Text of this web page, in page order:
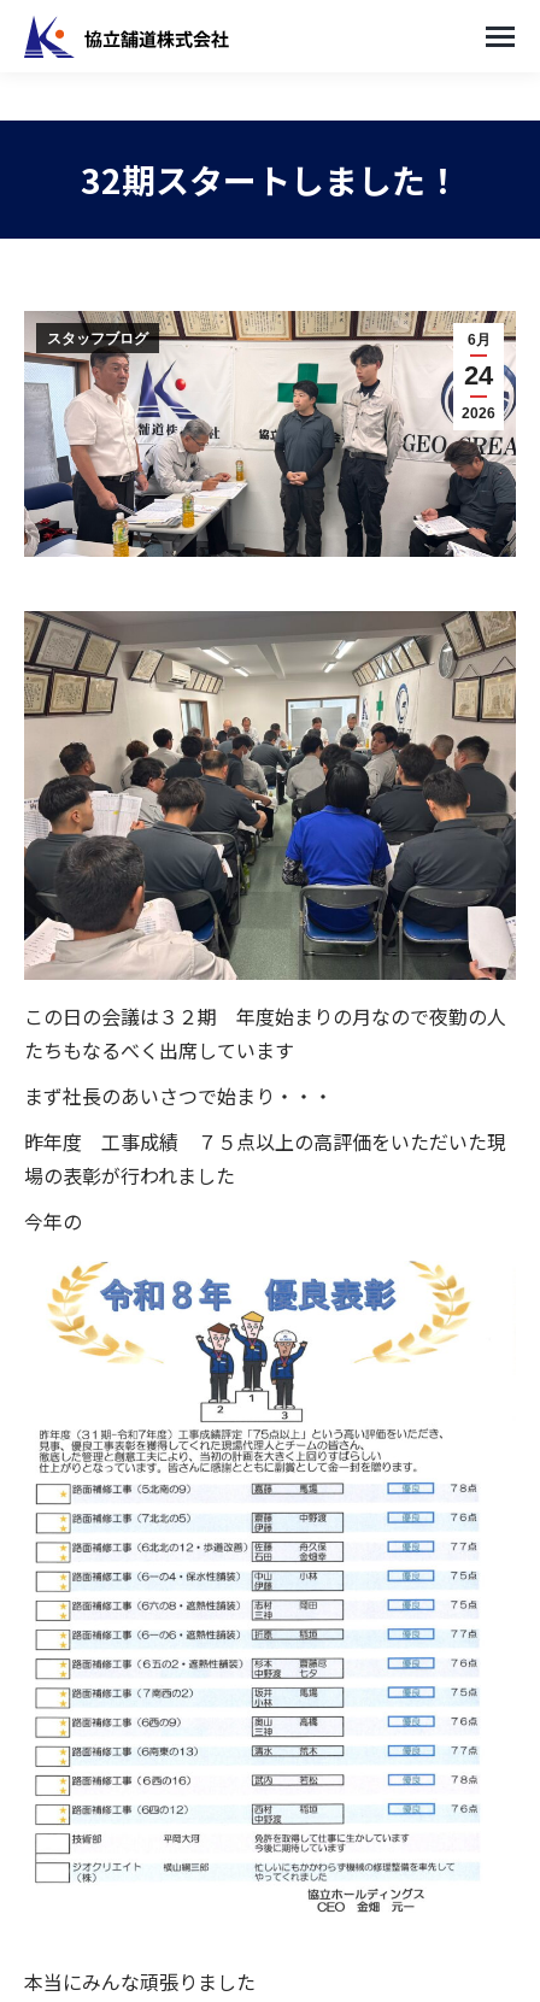
32期スタートしました！
6月
24
2026
スタッフブログ
この日の会議は３２期 年度始まりの月なので夜勤の人
たちもなるべく出席しています
まず社長のあいさつで始まり・・・
昨年度 工事成績 ７５点以上の高評価をいただいた現
場の表彰が行われました
今年の
本当にみんな頑張りました